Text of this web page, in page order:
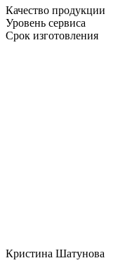
Качество продукции
Уровень сервиса
Срок изготовления
Кристина Шатунова